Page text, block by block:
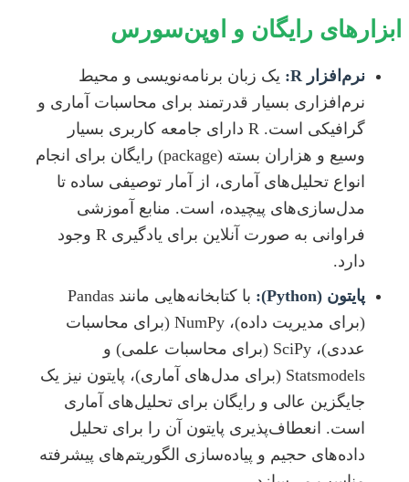
ابزارهای رایگان و اوپن‌سورس
نرم‌افزار R:
یک زبان برنامه‌نویسی و محیط
نرم‌افزاری بسیار قدرتمند برای محاسبات آماری و
گرافیکی است. R دارای جامعه کاربری بسیار
وسیع و هزاران بسته (package) رایگان برای انجام
انواع تحلیل‌های آماری، از آمار توصیفی ساده تا
مدل‌سازی‌های پیچیده، است. منابع آموزشی
فراوانی به صورت آنلاین برای یادگیری R وجود
دارد.
پایتون (Python):
با کتابخانه‌هایی مانند Pandas
(برای مدیریت داده)، NumPy (برای محاسبات
عددی)، SciPy (برای محاسبات علمی) و
Statsmodels (برای مدل‌های آماری)، پایتون نیز یک
جایگزین عالی و رایگان برای تحلیل‌های آماری
است. انعطاف‌پذیری پایتون آن را برای تحلیل
داده‌های حجیم و پیاده‌سازی الگوریتم‌های پیشرفته